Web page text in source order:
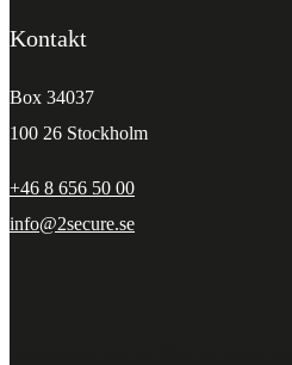
Kontakt
Box 34037
100 26 Stockholm
+46 8 656 50 00
info@2secure.se